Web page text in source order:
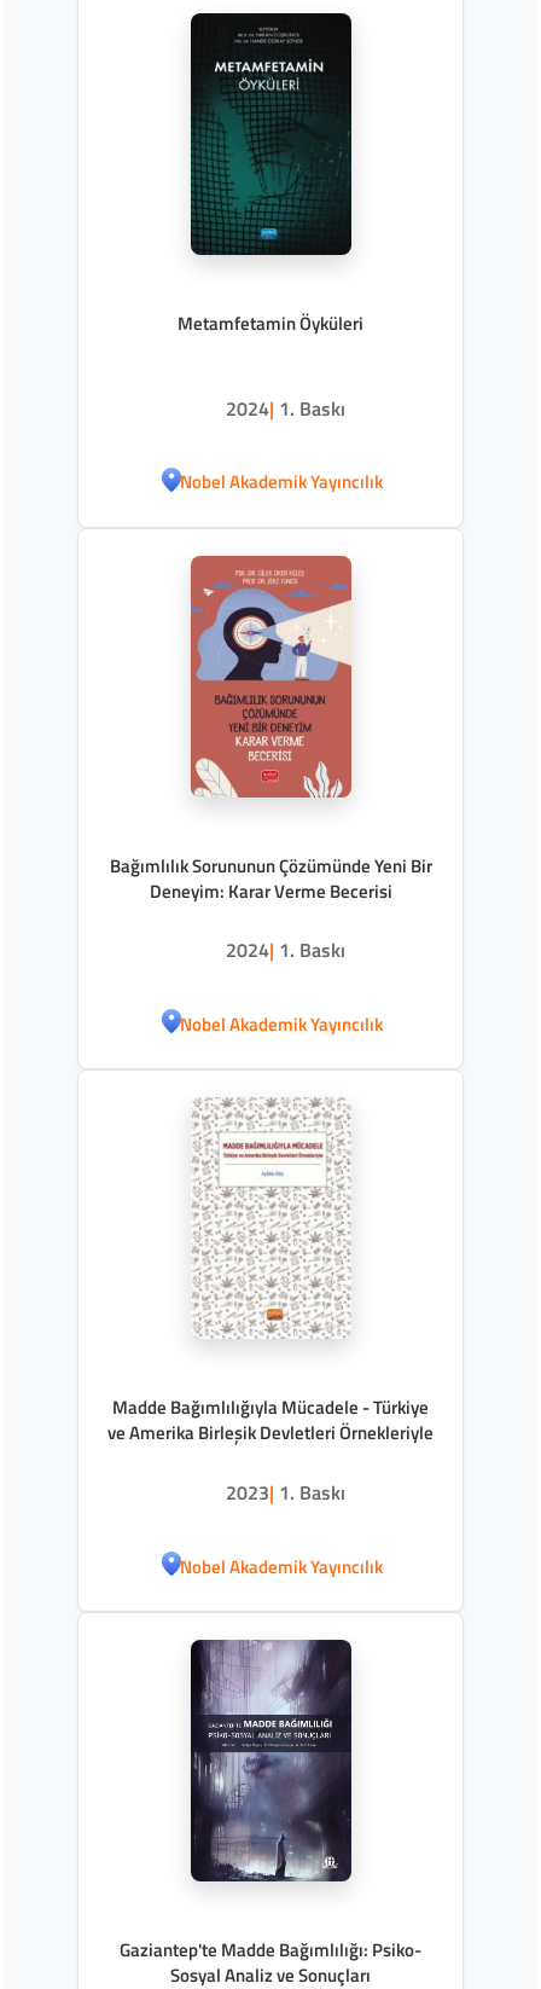
Metamfetamin Öyküleri
2024| 1. Baskı
Nobel Akademik Yayıncılık
Bağımlılık Sorununun Çözümünde Yeni Bir
Deneyim: Karar Verme Becerisi
2024| 1. Baskı
Nobel Akademik Yayıncılık
Madde Bağımlılığıyla Mücadele - Türkiye
ve Amerika Birleşik Devletleri Örnekleriyle
2023| 1. Baskı
Nobel Akademik Yayıncılık
Gaziantep'te Madde Bağımlılığı: Psiko-
Sosyal Analiz ve Sonuçları